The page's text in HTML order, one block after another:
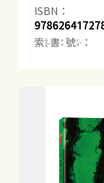
ISBN：
索書號：